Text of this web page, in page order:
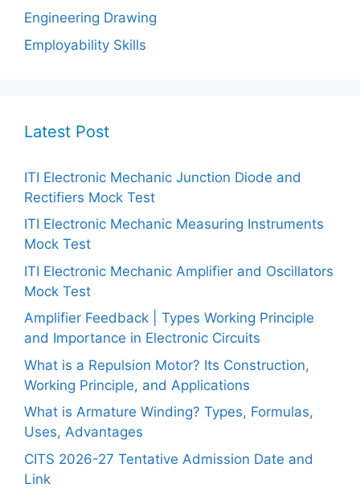
Engineering Drawing
Employability Skills
Latest Post
ITI Electronic Mechanic Junction Diode and
Rectifiers Mock Test
ITI Electronic Mechanic Measuring Instruments
Mock Test
ITI Electronic Mechanic Amplifier and Oscillators
Mock Test
Amplifier Feedback | Types Working Principle
and Importance in Electronic Circuits
What is a Repulsion Motor? Its Construction,
Working Principle, and Applications
What is Armature Winding? Types, Formulas,
Uses, Advantages
CITS 2026-27 Tentative Admission Date and
Link